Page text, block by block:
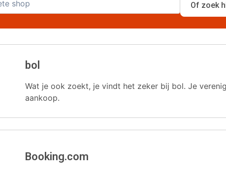
bol
Wat je ook zoekt, je vindt het zeker bij bol. Je
aankoop.
Booking.com